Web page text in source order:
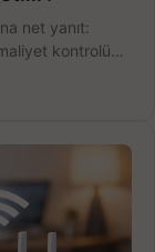
net yanıt:
kontrolü